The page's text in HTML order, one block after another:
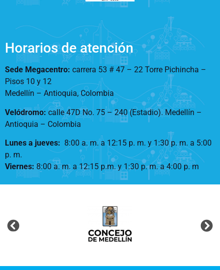
Horarios de atención
Sede Megacentro: carrera 53 # 47 – 22 Torre Pichincha –
Pisos 10 y 12
Medellín – Antioquia, Colombia
Velódromo: calle 47D No. 75 – 240 (Estadio). Medellín –
Antioquia – Colombia
Lunes a jueves: 8:00 a. m. a 12:15 p. m. y 1:30 p. m. a 5:00
p. m.
Viernes:8:00 a. m. a 12:15 p.m. y 1:30 p. m. a 4:00 p. m